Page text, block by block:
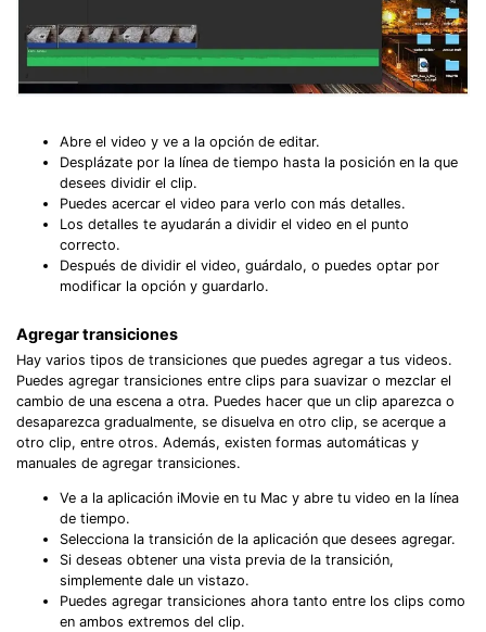
Abre el video y ve a la opción de editar.
Desplázate por la línea de tiempo hasta la posición en la que
desees dividir el clip.
Puedes acercar el video para verlo con más detalles.
Los detalles te ayudarán a dividir el video en el punto
correcto.
Después de dividir el video, guárdalo, o puedes optar por
modificar la opción y guardarlo.
Agregar transiciones
Hay varios tipos de transiciones que puedes agregar a tus videos.
Puedes agregar transiciones entre clips para suavizar o mezclar el
cambio de una escena a otra. Puedes hacer que un clip aparezca o
desaparezca gradualmente, se disuelva en otro clip, se acerque a
otro clip, entre otros. Además, existen formas automáticas y
manuales de agregar transiciones.
Ve a la aplicación iMovie en tu Mac y abre tu video en la línea
de tiempo.
Selecciona la transición de la aplicación que desees agregar.
Si deseas obtener una vista previa de la transición,
simplemente dale un vistazo.
Puedes agregar transiciones ahora tanto entre los clips como
en ambos extremos del clip.